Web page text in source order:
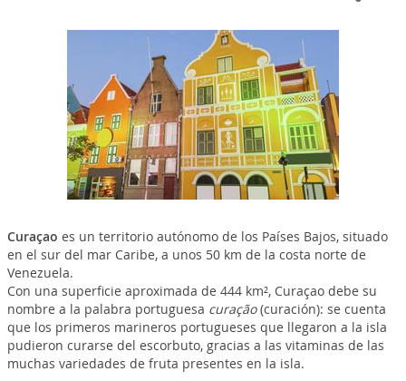
Curaçao es un territorio autónomo de los Países Bajos, situado
en el sur del mar Caribe, a unos 50 km de la costa norte de
Venezuela.
Con una superficie aproximada de 444 km², Curaçao debe su
nombre a la palabra portuguesa curação(curación): se cuenta
que los primeros marineros portugueses que llegaron a la isla
pudieron curarse del escorbuto, gracias a las vitaminas de las
muchas variedades de fruta presentes en la isla.